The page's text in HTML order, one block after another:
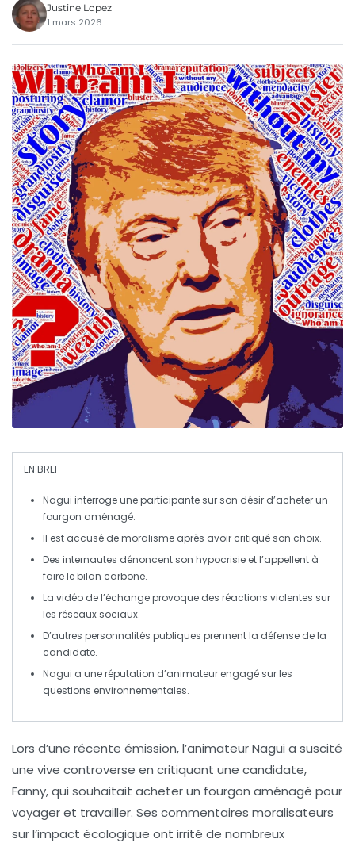
Justine Lopez
1 mars 2026
EN BREF
Nagui interroge une participante sur son désir d’acheter un
fourgon aménagé.
Il est accusé demoralisme après avoir critiqué son choix.
Des internautes dénoncent son hypocrisie et l’appellent à
faire le bilan carbone.
La vidéo de l’échange provoque des réactions violentes sur
les réseaux sociaux.
D’autres personnalités publiques prennent la défense de la
candidate.
Nagui a une réputation d’animateur engagé sur les
questions environnementales.
Lors d’une récente émission, l’animateurNagui a suscité
une vive controverse en critiquant une candidate,
Fanny, qui souhaitait acheter un fourgon aménagé pour
voyager et travailler. Ses commentaires moralisateurs
sur l’impact écologique ont irrité de nombreux